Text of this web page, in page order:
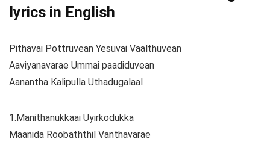
lyrics in English
Pithavai Pottruvean Yesuvai Vaalthuvean
Aaviyanavarae Ummai paadiduvean
Aanantha Kalipulla Uthadugalaal
1.Manithanukkaai Uyirkodukka
Maanida Roobaththil Vanthavarae